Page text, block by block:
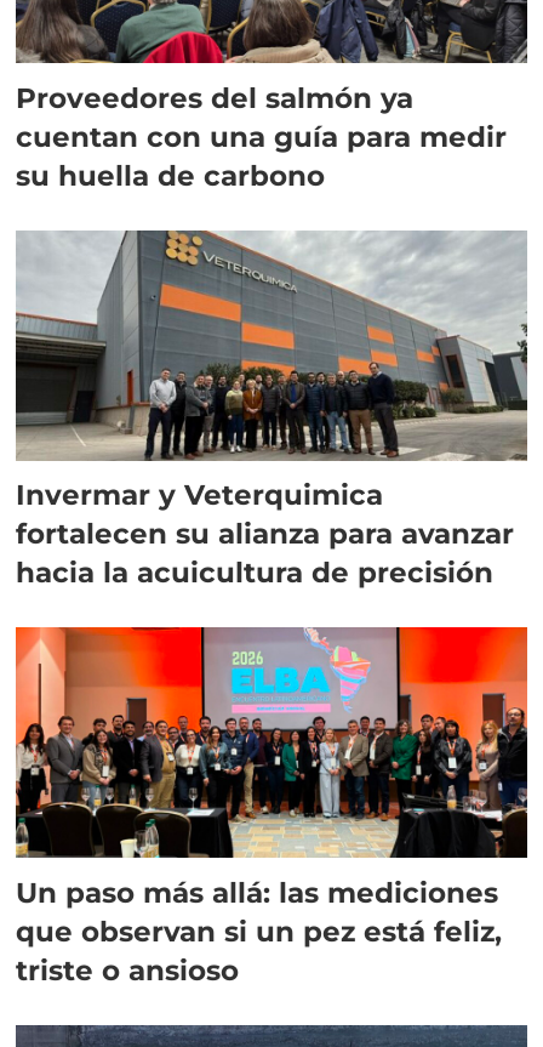
Proveedores del salmón ya
cuentan con una guía para medir
su huella de carbono
Invermar y Veterquimica
fortalecen su alianza para avanzar
hacia la acuicultura de precisión
Un paso más allá: las mediciones
que observan si un pez está feliz,
triste o ansioso